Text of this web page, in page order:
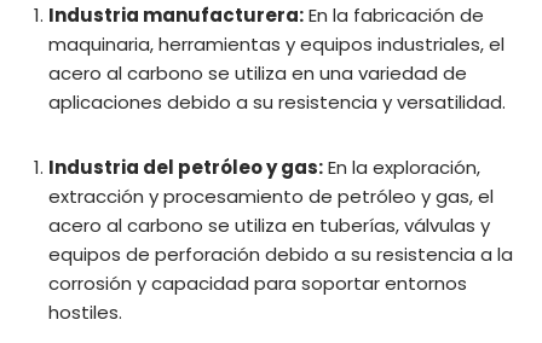
Industria manufacturera:En la fabricación de
maquinaria, herramientas y equipos industriales, el
acero al carbono se utiliza en una variedad de
aplicaciones debido a su resistencia y versatilidad.
Industria del petróleo y gas:En la exploración,
extracción y procesamiento de petróleo y gas, el
acero al carbono se utiliza en tuberías, válvulas y
equipos de perforación debido a su resistencia a la
corrosión y capacidad para soportar entornos
hostiles.